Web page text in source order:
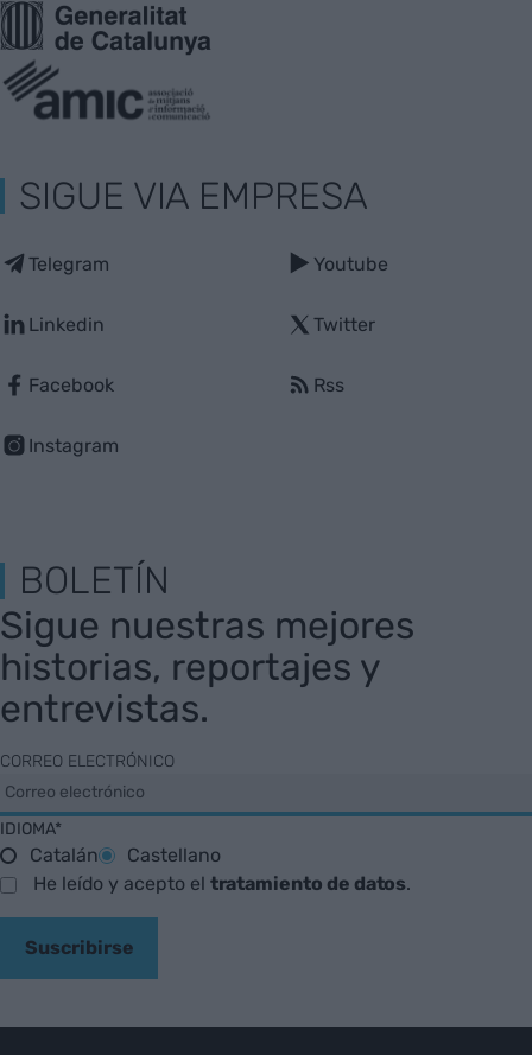
SIGUE VIA EMPRESA
Telegram
Linkedin
Facebook
Instagram
Youtube
Twitter
Rss
BOLETÍN
Sigue nuestras mejores
historias, reportajes y
entrevistas.
CORREO ELECTRÓNICO
IDIOMA*
Catalán
Castellano
He leído y acepto el tratamiento de datos.
Suscribirse